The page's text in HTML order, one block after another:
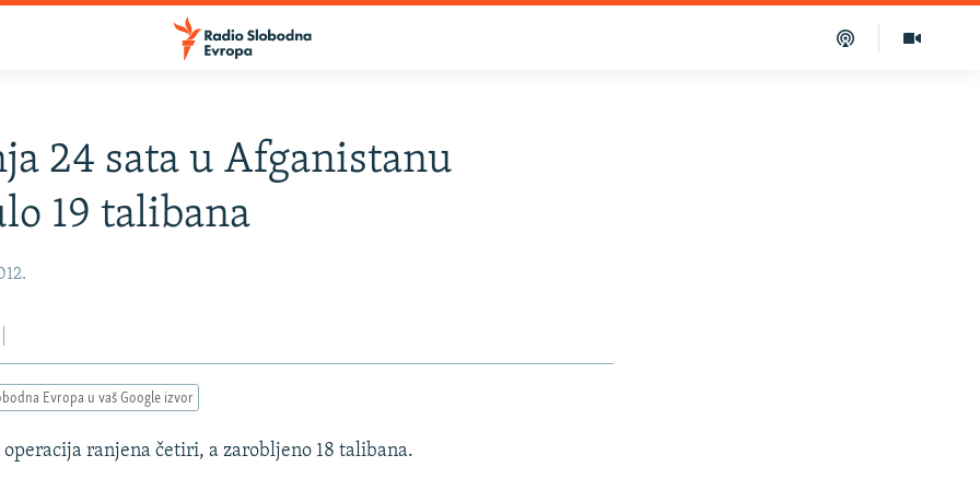
24 sata u Afganistanu
19 talibana
Evropa u vaš Google izvor
ranjena četiri, a zarobljeno 18 talibana.